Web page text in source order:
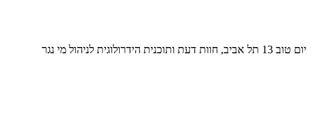
יום טוב 13 תל אביב, חוות דעת ותוכנית הידרולוגית לניהול מי נגר